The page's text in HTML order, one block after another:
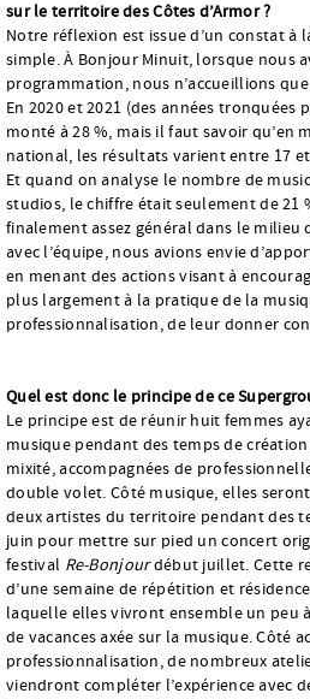
sur le territoire des Côtes d’Armor ?
Notre réflexion est issue d’un constat à
simple. À Bonjour Minuit, lorsque nous
programmation, nous n’accueillions
En 2020 et 2021 (des années tronquées
monté à 28 %, mais il faut savoir qu’en
national, les résultats varient entre 17
Et quand on analyse le nombre de
studios, le chiffre était seulement de 21
finalement assez général dans le milieu
avec l’équipe, nous avions envie
en menant des actions visant à
plus largement à la pratique de la
professionnalisation, de leur donner
Quel est donc le principe de ce
Le principe est de réunir huit femmes
musique pendant des temps de
mixité, accompagnées de
double volet. Côté musique, elles
deux artistes du territoire pendant des
juin pour mettre sur pied un concert
festival Re-Bonjourdébut juillet. Cette
d’une semaine de répétition et
laquelle elles vivront ensemble un peu
de vacances axée sur la musique. Côté
professionnalisation, de nombreux
viendront compléter l’expérience avec